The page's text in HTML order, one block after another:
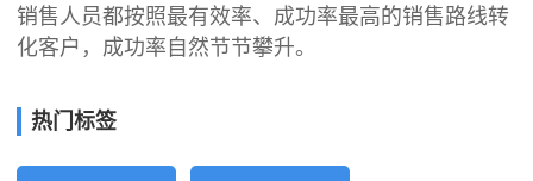
销售人员都按照最有效率、成功率最高的销售路线转
化客户，成功率自然节节攀升。
热门标签